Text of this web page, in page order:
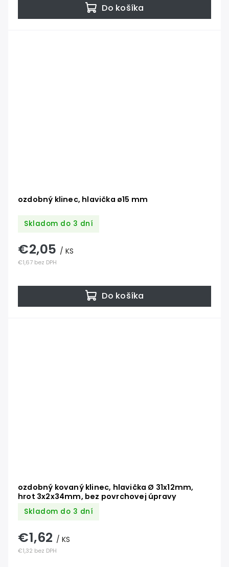
Do košíka
ozdobný klinec, hlavička ø15 mm
Skladom do 3 dní
€1,67 bez DPH
€2,05 / KS
Do košíka
ozdobný kovaný klinec, hlavička Ø 31x12mm,
hrot 3x2x34mm, bez povrchovej úpravy
Skladom do 3 dní
€1,32 bez DPH
€1,62 / KS